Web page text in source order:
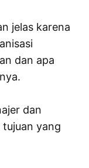
jelas karena
dan apa
dan
yang